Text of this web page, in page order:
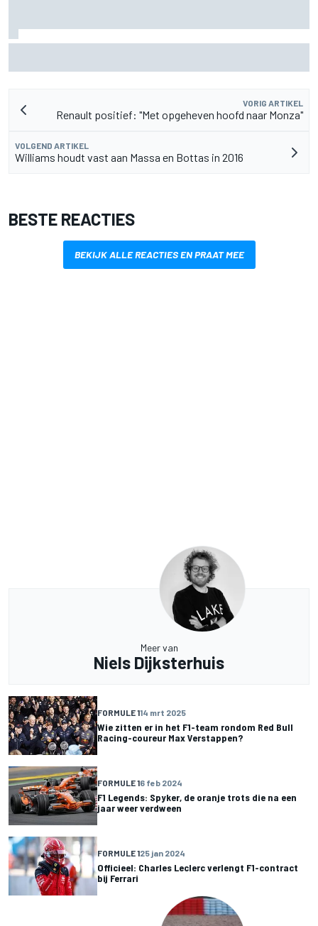
VORIG ARTIKEL
Renault positief: "Met opgeheven hoofd naar Monza"
VOLGEND ARTIKEL
Williams houdt vast aan Massa en Bottas in 2016
BESTE REACTIES
BEKIJK ALLE REACTIES EN PRAAT MEE
Meer van
Niels Dijksterhuis
FORMULE 114 mrt 2025
Wie zitten er in het F1-team rondom Red Bull
Racing-coureur Max Verstappen?
FORMULE 16 feb 2024
F1 Legends: Spyker, de oranje trots die na een
jaar weer verdween
FORMULE 125 jan 2024
Officieel: Charles Leclerc verlengt F1-contract
bij Ferrari